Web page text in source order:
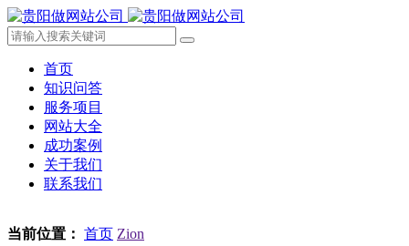
首页
知识问答
服务项目
网站大全
成功案例
关于我们
联系我们
当前位置： 首页 Zion